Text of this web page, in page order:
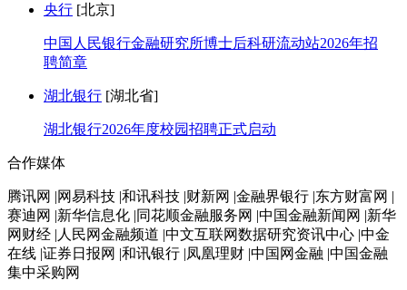
央行 [北京]
中国人民银行金融研究所博士后科研流动站2026年招
聘简章
湖北银行 [湖北省]
湖北银行2026年度校园招聘正式启动
合作媒体
腾讯网 |网易科技 |和讯科技 |财新网 |金融界银行 |东方财富网 |
赛迪网 |新华信息化 |同花顺金融服务网 |中国金融新闻网 |新华
网财经 |人民网金融频道 |中文互联网数据研究资讯中心 |中金
在线 |证券日报网 |和讯银行 |凤凰理财 |中国网金融 |中国金融
集中采购网